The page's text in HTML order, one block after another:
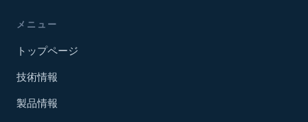
メニュー
トップページ
技術情報
製品情報